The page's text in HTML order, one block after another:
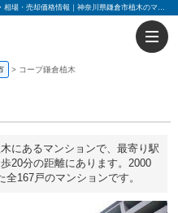
コープ鎌倉植木｜大船駅の購入・売り物件、売却査定・相場・売却価格情報｜神奈川県鎌倉市植木のマンション情報｜センチュリー21富士ハウジング
コープ鎌倉植木
にあるマンションで、最寄り駅
20分の距離にあります。2000
167戸のマンションです。